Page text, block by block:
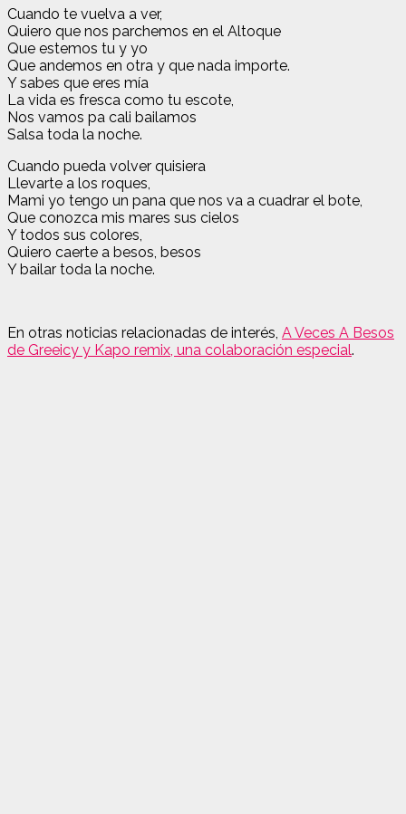
Cuando te vuelva a ver,
Quiero que nos parchemos en el Altoque
Que estemos tu y yo
Que andemos en otra y que nada importe.
Y sabes que eres mía
La vida es fresca como tu escote,
Nos vamos pa cali bailamos
Salsa toda la noche.
Cuando pueda volver quisiera
Llevarte a los roques,
Mami yo tengo un pana que nos va a cuadrar el bote,
Que conozca mis mares sus cielos
Y todos sus colores,
Quiero caerte a besos, besos
Y bailar toda la noche.
En otras noticias relacionadas de interés, A Veces A Besos
de Greeicy y Kapo remix, una colaboración especial.